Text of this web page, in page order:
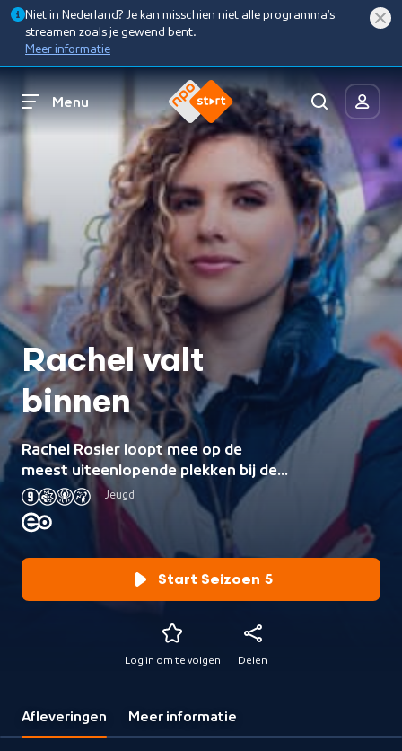
Niet in Nederland? Je kan misschien niet alle programma’s
streamen zoals je gewend bent.
Meer informatie
Menu
Rachel valt
binnen
Rachel Rosier loopt mee op de
meest uiteenlopende plekken bij de
politie.
Jeugd
Start Seizoen 5
Log in om te volgen Delen
Afleveringen Meer informatie